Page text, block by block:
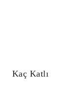
Kaç Katlı